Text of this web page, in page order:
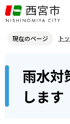
こ
の
ジ
頭
現在のページ ト
雨水対策事業マップ
雨水対
します